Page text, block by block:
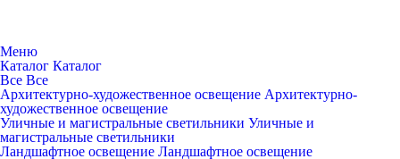
Меню
Каталог Каталог
Все Все
Архитектурно-художественное освещение Архитектурно-
художественное освещение
Уличные и магистральные светильники Уличные и
магистральные светильники
Ландшафтное освещение Ландшафтное освещение